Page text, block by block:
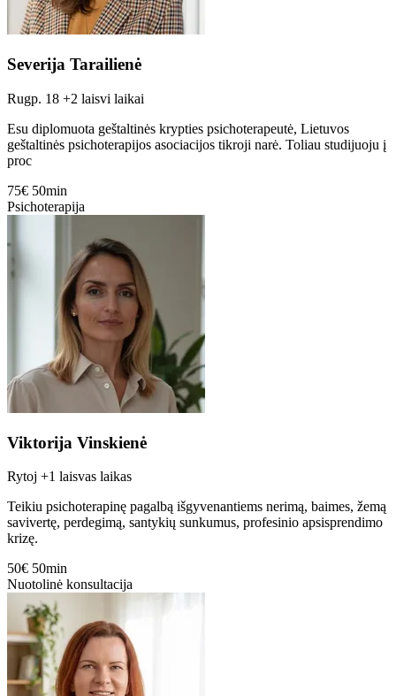
Severija Tarailienė
Rugp. 18 +2 laisvi laikai
Esu diplomuota geštaltinės krypties psichoterapeutė, Lietuvos
geštaltinės psichoterapijos asociacijos tikroji narė. Toliau studijuoju į
proc
75€ 50min
Psichoterapija
Viktorija Vinskienė
Rytoj +1 laisvas laikas
Teikiu psichoterapinę pagalbą išgyvenantiems nerimą, baimes, žemą
savivertę, perdegimą, santykių sunkumus, profesinio apsisprendimo
krizę.
50€ 50min
Nuotolinė konsultacija